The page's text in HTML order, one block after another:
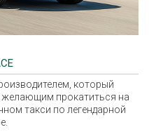
который
прокатиться на
такси по легендарной